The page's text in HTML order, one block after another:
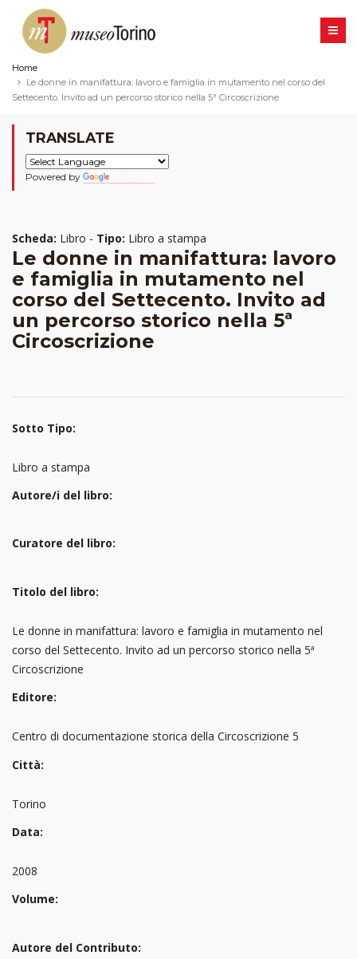
Home
Le donne in manifattura: lavoro e famiglia in mutamento nel corso del
Settecento. Invito ad un percorso storico nella 5ª Circoscrizione
TRANSLATE
Powered by
Scheda: Libro - Tipo: Libro a stampa
Le donne in manifattura: lavoro
e famiglia in mutamento nel
corso del Settecento. Invito ad
un percorso storico nella 5ª
Circoscrizione
Sotto Tipo:
Libro a stampa
Autore/i del libro:
Curatore del libro:
Titolo del libro:
Le donne in manifattura: lavoro e famiglia in mutamento nel
corso del Settecento. Invito ad un percorso storico nella 5ª
Circoscrizione
Editore:
Centro di documentazione storica della Circoscrizione 5
Città:
Torino
Data:
2008
Volume:
Autore del Contributo: